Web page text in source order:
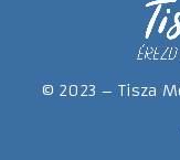
© 2023 – Tisza